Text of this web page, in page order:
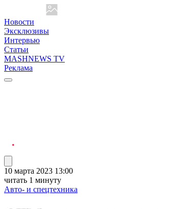
Новости
Эксклюзивы
Интервью
Статьи
MASHNEWS TV
Реклама
10 марта 2023 13:00
читать 1 минуту
Авто- и спецтехника